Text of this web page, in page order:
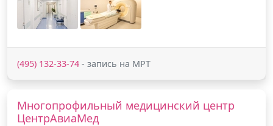
(495) 132-33-74 - запись на МРТ
Многопрофильный медицинский центр
ЦентрАвиаМед